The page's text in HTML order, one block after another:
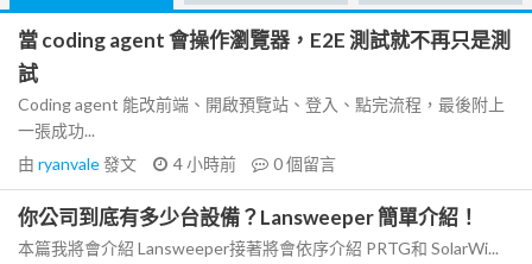
當 coding agent 會操作瀏覽器，E2E 測試就不再只是測
試
Coding agent 能改前端、開啟預覽站、登入、點完流程，最後附上
一張成功...
由 ryanvale發文 4 小時前 0個留言
你公司到底有多少台設備？Lansweeper 簡單介紹！
本篇我將會介紹 Lansweeper接著將會依序介紹 PRTG和 SolarWi...